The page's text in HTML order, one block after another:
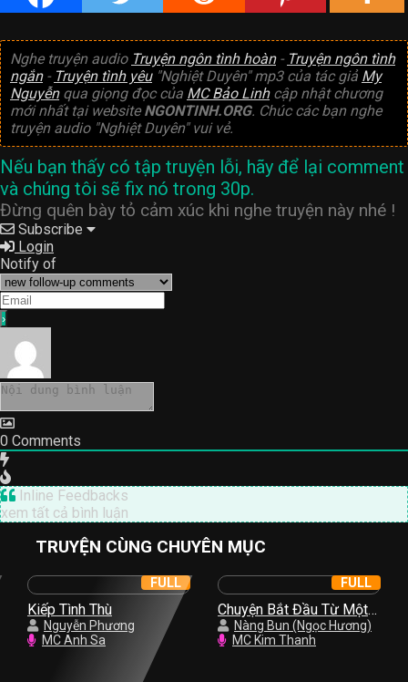
Nghe truyện audio Truyện ngôn tình hoàn- Truyện ngôn tình
ngắn- Truyện tình yêu"Nghiệt Duyên" mp3 của tác giả My
Nguyễnqua giọng đọc của MC Bảo Linhcập nhật chương
mới nhất tại website NGONTINH.ORG. Chúc các bạn nghe
truyện audio "Nghiệt Duyên" vui vẻ.
Nếu bạn thấy có tập truyện lỗi, hãy để lại comment
và chúng tôi sẽ fix nó trong 30p.
Đừng quên bày tỏ cảm xúc khi nghe truyện này nhé !
Subscribe
Login
Notify of
0 Comments
Inline Feedbacks
xem tất cả bình luận
TRUYỆN CÙNG CHUYÊN MỤC
Kiếp Tình Thù
Nguyễn Phương
MC Anh Sa
FULL
Chuyện Bắt Đầu Từ Một
Nụ Hồng
Nàng Bun (Ngọc Hương)
MC Kim Thanh
FULL